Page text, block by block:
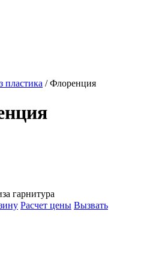
пластика / Флоренция
гарнитура
Расчет цены Вызвать